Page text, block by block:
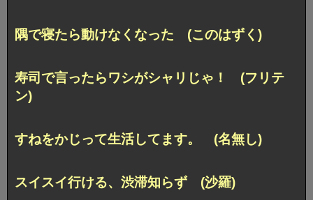
隅で寝たら動けなくなった (このはずく)
寿司で言ったらワシがシャリじゃ！ (フリテ
ン)
すねをかじって生活してます。 (名無し)
スイスイ行ける、渋滞知らず (沙羅)